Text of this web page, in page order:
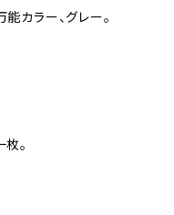
カラー、グレー。
。